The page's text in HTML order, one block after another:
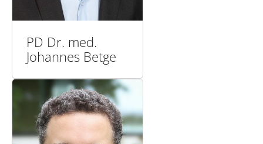
PD Dr. med.
Johannes Betge